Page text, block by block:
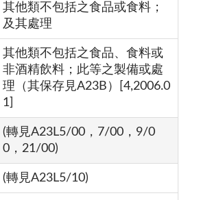
其他類不包括之食品或食料；
及其處理
其他類不包括之食品、食料或
非酒精飲料；此等之製備或處
理（其保存見A23B）[4,2006.0
1]
(轉見A23L5/00，7/00，9/0
0，21/00)
(轉見A23L5/10)